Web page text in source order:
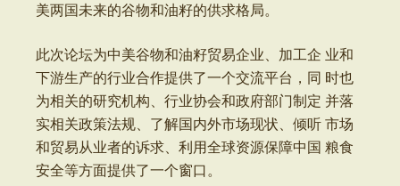
美两国未来的谷物和油籽的供求格局。
此次论坛为中美谷物和油籽贸易企业、加工企 业和
下游生产的行业合作提供了一个交流平台，同 时也
为相关的研究机构、行业协会和政府部门制定 并落
实相关政策法规、了解国内外市场现状、倾听 市场
和贸易从业者的诉求、利用全球资源保障中国 粮食
安全等方面提供了一个窗口。